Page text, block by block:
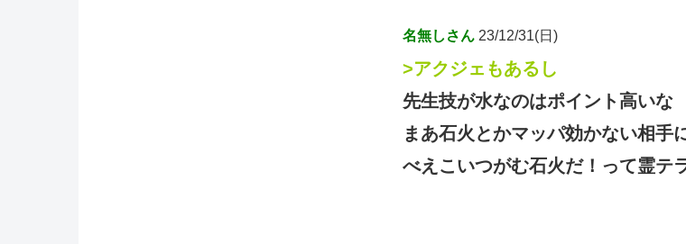
名無しさん 23/12/31(日)
>アクジェもあるし
先生技が水なのはポイント高いな
まあ石火とかマッパ効かない相手
べえこいつがむ石火だ！って霊テ